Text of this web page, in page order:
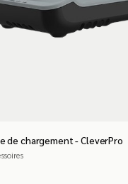
de chargement - CleverPro